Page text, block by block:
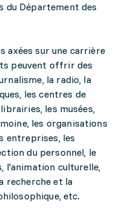
Département des
axées sur une carrière
peuvent offrir des
la radio, la
les centres de
les musées,
les organisations
entreprises, les
du personnel, le
l'animation culturelle,
recherche et la
etc.